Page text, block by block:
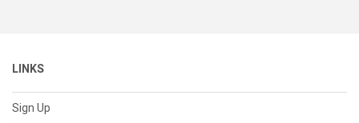
LINKS
Sign Up